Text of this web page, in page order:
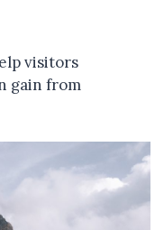
visitors
gain from